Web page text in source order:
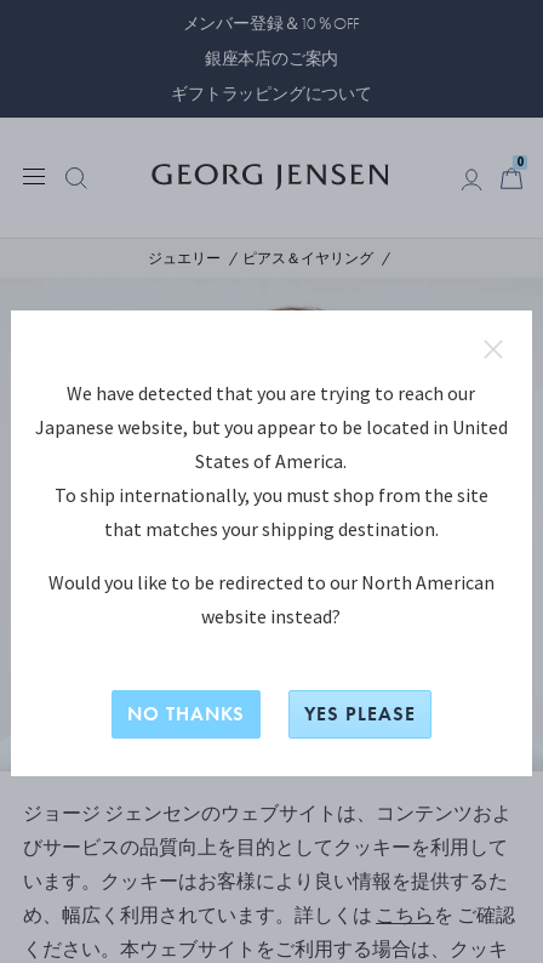
メンバー登録＆10％OFF
銀座本店のご案内
ギフトラッピングについて
0
ジュエリー ピアス＆イヤリング
マーシー コレクション
マーシー (MERCY) ラージ イヤーフ
ープ
ジョージ ジェンセンのウェブサイトは、コンテンツおよ
びサービスの品質向上を目的としてクッキーを利用して
います。クッキーはお客様により良い情報を提供するた
め、幅広く利用されています。詳しくは こちらを ご確認
ください。本ウェブサイトをご利用する場合は、クッキ
We have detected that you are trying to reach our
Japanese website, but you appear to be located in United
States of America.
To ship internationally, you must shop from the site
that matches your shipping destination.
Would you like to be redirected to our North American
website instead?
NO THANKS YES PLEASE